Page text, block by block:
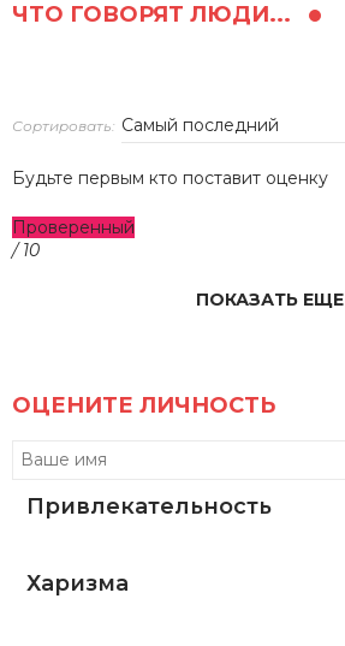
ЧТО ГОВОРЯТ ЛЮДИ...
Сортировать:
Будьте первым кто поставит оценку
Проверенный
/ 10
ПОКАЗАТЬ ЕЩЕ
ОЦЕНИТЕ ЛИЧНОСТЬ
Привлекательность
Харизма